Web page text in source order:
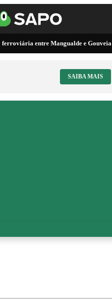
ferroviária entre Mangualde e Gouveia
SAIBA MAIS